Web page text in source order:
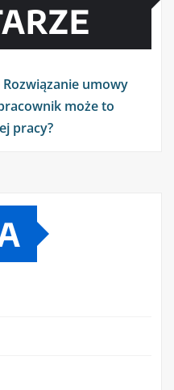
Rozwiązanie umowy
może to
pracy?